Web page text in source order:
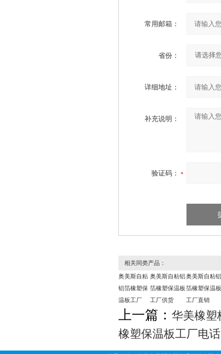
常用邮箱：
省份：
详细地址：
补充说明：
验证码：
相关同类产品：
奥美斯自粘
铝箔橡塑保
温板工厂
奥美斯自粘铝
箔橡塑保温板
工厂供货
奥美斯自粘铝
箔橡塑保温板
工厂直销
上一篇： 华美橡塑
橡塑保温板工厂电话